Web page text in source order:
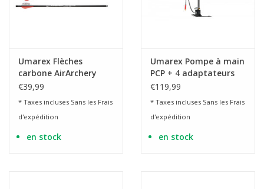
Umarex Flèches
carbone AirArchery
pour Air Javelin - 6
€39,99
* Taxes incluses Sans les Frais
d'expédition
en stock
Umarex Pompe à main
PCP + 4 adaptateurs
avec tuyau + outils
€119,99
* Taxes incluses Sans les Frais
d'expédition
en stock